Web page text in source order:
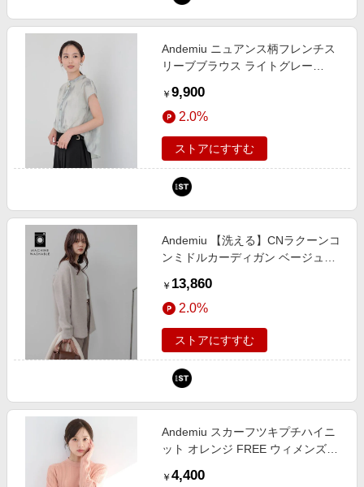
Andemiu ニュアンス柄フレンチス
リーブブラウス ライトグレー
ミュウ 860202 and ST アンドエス
ティ（旧ドットエスティ）
￥ 9,900
2.0%
ストアにすすむ
Andemiu 【洗える】CNラクーンコ
ンミドルカーディガン ベージュ
ミュウ 491271 and ST アンドエス
ティ（旧ドットエスティ）
￥ 13,860
2.0%
ストアにすすむ
Andemiu スカーフツキプチハイニ
ット オレンジ FREE ウィメンズイ
ST アンドエスティ（旧ドットエス
￥ 4,400